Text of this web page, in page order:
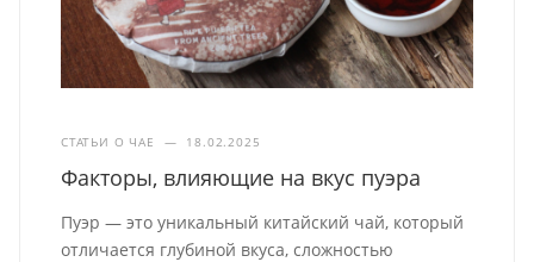
СТАТЬИ О ЧАЕ — 18.02.2025
Факторы, влияющие на вкус пуэра
Пуэр — это уникальный китайский чай, который
отличается глубиной вкуса, сложностью